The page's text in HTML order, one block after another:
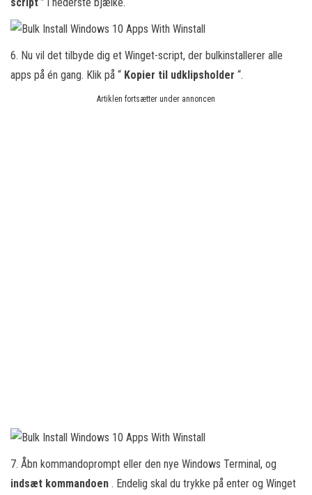
6. Nu vil det tilbyde dig et Winget-script, der bulkinstallerer alle
apps på én gang. Klik på “ Kopier til udklipsholder “.
Artiklen fortsætter under annoncen
7. Åbn kommandoprompt eller den nye Windows Terminal, og
indsæt kommandoen . Endelig skal du trykke på enter og Winget